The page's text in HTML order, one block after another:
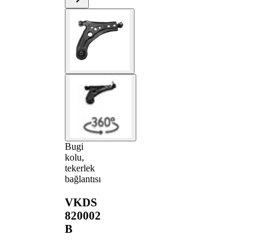
Bugi
kolu,
tekerlek
bağlantısı
VKDS
820002
B